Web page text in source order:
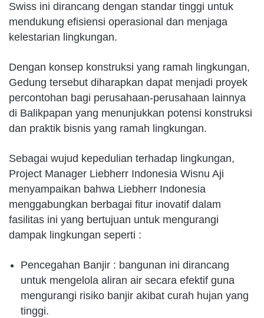
Swiss ini dirancang dengan standar tinggi untuk
mendukung efisiensi operasional dan menjaga
kelestarian lingkungan.
Dengan konsep konstruksi yang ramah lingkungan,
Gedung tersebut diharapkan dapat menjadi proyek
percontohan bagi perusahaan-perusahaan lainnya
di Balikpapan yang menunjukkan potensi konstruksi
dan praktik bisnis yang ramah lingkungan.
Sebagai wujud kepedulian terhadap lingkungan,
Project Manager Liebherr Indonesia Wisnu Aji
menyampaikan bahwa Liebherr Indonesia
menggabungkan berbagai fitur inovatif dalam
fasilitas ini yang bertujuan untuk mengurangi
dampak lingkungan seperti :
Pencegahan Banjir : bangunan ini dirancang
untuk mengelola aliran air secara efektif guna
mengurangi risiko banjir akibat curah hujan yang
tinggi.